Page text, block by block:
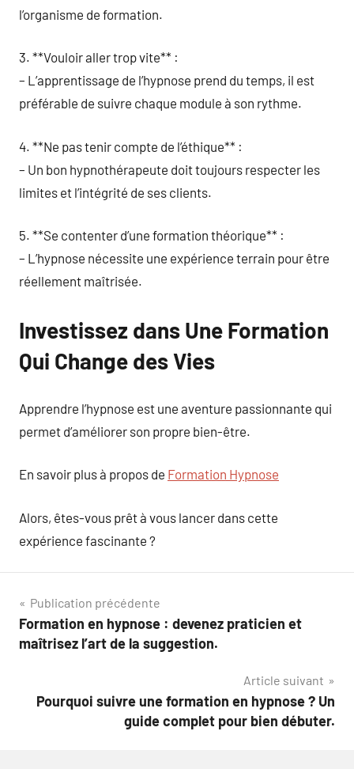
l’organisme de formation.
3. **Vouloir aller trop vite** :
– L’apprentissage de l’hypnose prend du temps, il est
préférable de suivre chaque module à son rythme.
4. **Ne pas tenir compte de l’éthique** :
– Un bon hypnothérapeute doit toujours respecter les
limites et l’intégrité de ses clients.
5. **Se contenter d’une formation théorique** :
– L’hypnose nécessite une expérience terrain pour être
réellement maîtrisée.
Investissez dans Une Formation
Qui Change des Vies
Apprendre l’hypnose est une aventure passionnante qui
permet d’améliorer son propre bien-être.
En savoir plus à propos de Formation Hypnose
Alors, êtes-vous prêt à vous lancer dans cette
expérience fascinante ?
Navigation
de
Publication précédente
Formation en hypnose : devenez praticien et
maîtrisez l’art de la suggestion.
Article suivant
Pourquoi suivre une formation en hypnose ? Un
guide complet pour bien débuter.